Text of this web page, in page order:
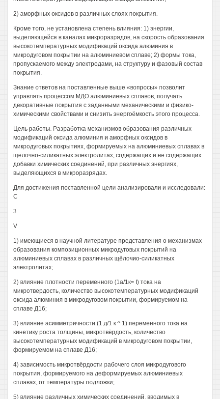
2) аморфных оксидов в различных слоях покрытия.
Кроме того, не установлена степень влияния: 1) энергии,
выделяющейся в каналах микроразрядов, на скорость образования
высокотемпературных модификаций оксида алюминия в
микродуговом покрытии на алюминиевом сплаве; 2) формы тока,
пропускаемого между электродами, на структуру и фазовый состав
покрытия.
Знание ответов на поставленные выше «вопросы» позволит
управлять процессом МДО алюминиевых сплавов, получать
декоративные покрытия с заданными механическими и физико-
химическими свойствами и снизить энергоёмкость этого процесса.
Цель работы. Разработка механизмов образования различных
модификаций оксида алюминия и аморфных оксидов в
микродуговых покрытиях, формируемых на алюминиевых сплавах в
щелочно-силикатных электролитах, содержащих и не содержащих
добавки химических соединений, при различных энергиях,
выделяющихся в микроразрядах.
Для достижения поставленной цели анализировали и исследовали:
С
3
V
1) имеющиеся в научной литературе представления о механизмах
образования композиционных микродуговых покрытий на
алюминиевых сплавах в различных щёлочио-силикатных
электролитах;
2) влияние плотности переменного (1а/1к= I) тока на
микротвердость, количество высокотемпературных модификаций
оксида алюминия в микродуговом покрытии, формируемом на
сплаве Д16;
3) влияние асимметричности (1 д/1 к ^ 1) переменного тока на
кинетику роста толщины, микротвёрдость, количество
высокотемпературных модификаций в микродуговом покрытии,
формируемом на сплаве Д16;
4) зависимость микротвёрдости рабочего слоя микродугового
покрытия, формируемого на деформируемых алюминиевых
сплавах, от температуры подложки;
5) влияние различных химических соединений, вводимых в